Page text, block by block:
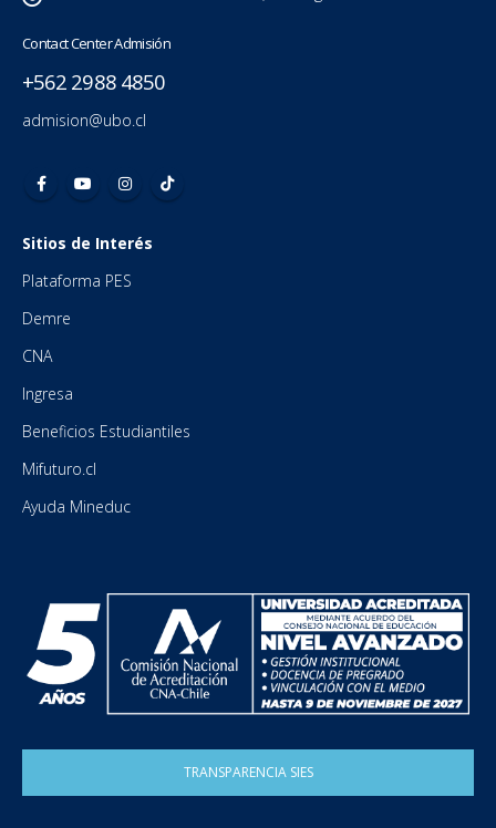
Contact Center Admisión
+562 2988 4850
admision@ubo.cl
Sitios de Interés
Plataforma PES
Demre
CNA
Ingresa
Beneficios Estudiantiles
Mifuturo.cl
Ayuda Mineduc
TRANSPARENCIA SIES